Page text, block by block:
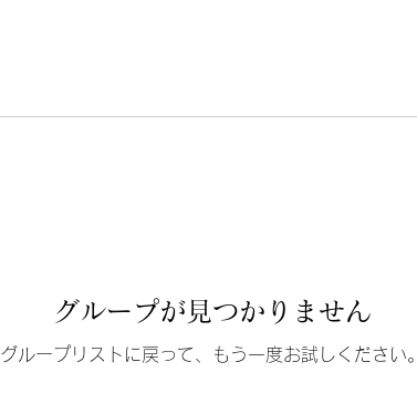
グループが見つかりません
グループリストに戻って、もう一度お試しください。